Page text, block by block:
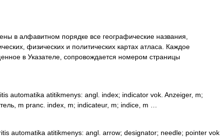
в алфавитном порядке все географические названия,
физических и поли­тических картах атласа. Каждое
в Указателе, сопро­вождается номером страницы
automatika atitikmenys: angl. index; indicator vok. Anzeiger, m;
m pranc. index, m; indicateur, m; indice, m …
automatika atitikmenys: angl. arrow; designator; needle; pointer vok.